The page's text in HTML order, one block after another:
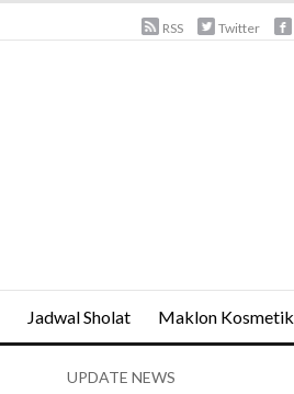
RSS Twitter
Jadwal Sholat Maklon Kosmetik
UPDATE NEWS